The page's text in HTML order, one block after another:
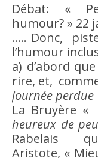
Débat: «
humour? » 22
….. Donc,
l’humour
a) d’abord que
rire, et,
journée perdue
La Bruyère «
heureux de
Rabelais
Aristote, «